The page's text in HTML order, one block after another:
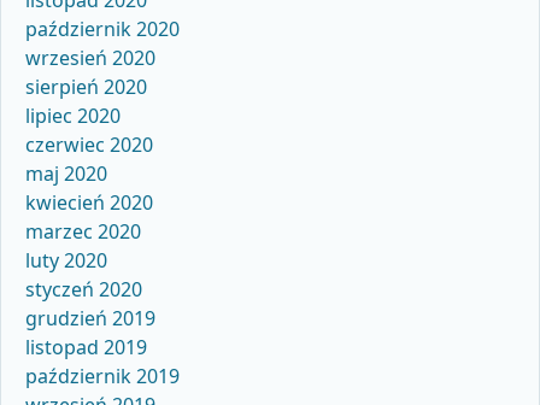
październik 2020
wrzesień 2020
sierpień 2020
lipiec 2020
czerwiec 2020
maj 2020
kwiecień 2020
marzec 2020
luty 2020
styczeń 2020
grudzień 2019
listopad 2019
październik 2019